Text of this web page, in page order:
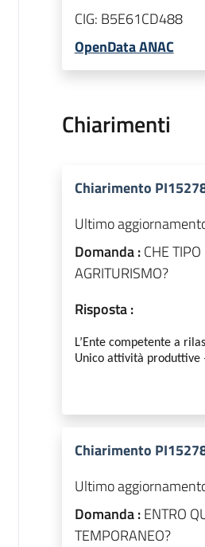
CIG: B5E61CD488
OpenData ANAC
Chiarimenti
Chiarimento
Ultimo
Domanda :CHE
AGRITURISMO?
Risposta :
L’Ente competente a
Unico attività produttive
Chiarimento
Ultimo
Domanda :ENTRO
TEMPORANEO?